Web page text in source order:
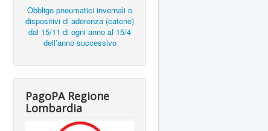
Obbligo pneumatici invernali o
dispositivi di aderenza (catene)
dal 15/11 di ogni anno al 15/4
dell’anno successivo
PagoPA Regione
Lombardia